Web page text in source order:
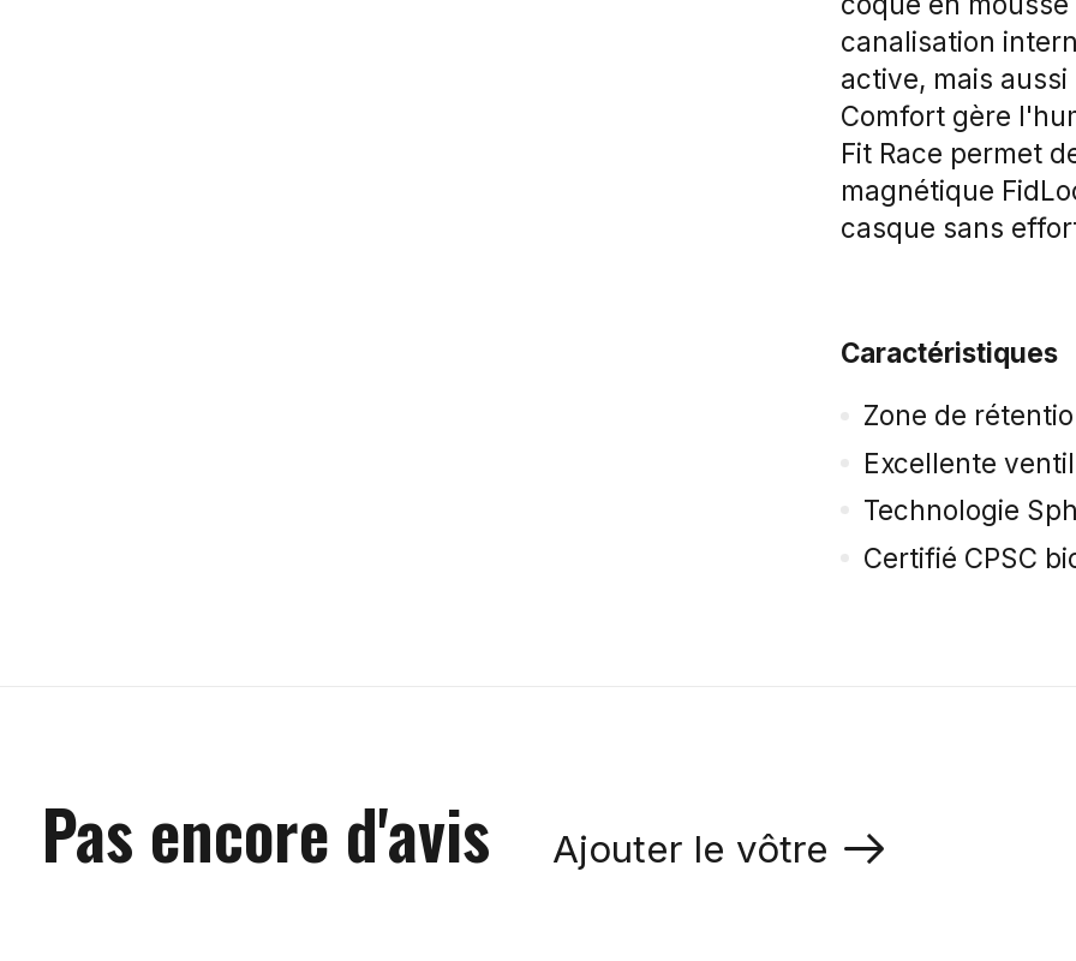
canalisation
active, mais
Comfort gère
Fit Race permet
magnétique
casque sans
Caractéristiques
Zone de
Excellente
Technologie
Certifié CPSC
Pas encore d'avis Ajouter le vôtre